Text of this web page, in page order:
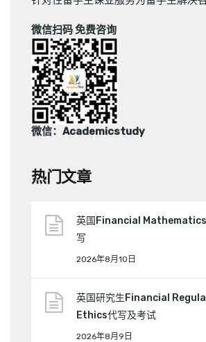
微信扫码 免费咨询
微信：Academicstudy
热门文章
英国Financial Mathematics
写
2026年8月10日
英国研究生Financial
Ethics代写及考试
2026年8月9日